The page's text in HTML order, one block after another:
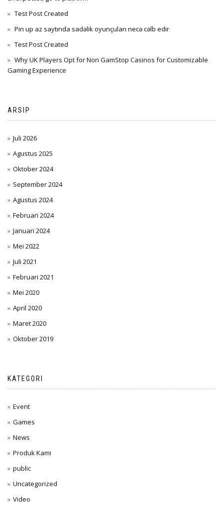
Test Post Created
Pin up az saytında sadəlik oyunçuları necə cəlb edir
Test Post Created
Why UK Players Opt for Non GamStop Casinos for Customizable
Gaming Experience
ARSIP
Juli 2026
Agustus 2025
Oktober 2024
September 2024
Agustus 2024
Februari 2024
Januari 2024
Mei 2022
Juli 2021
Februari 2021
Mei 2020
April 2020
Maret 2020
Oktober 2019
KATEGORI
Event
Games
News
Produk Kami
public
Uncategorized
Video